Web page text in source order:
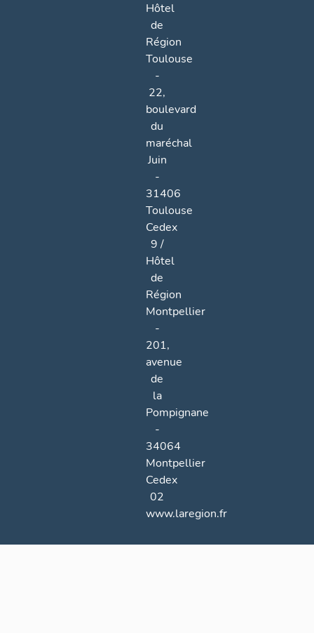
Hôtel
de
Région
Toulouse
-
22,
boulevard
du
maréchal
Juin
-
31406
Toulouse
Cedex
9 /
Hôtel
de
Région
Montpellier
-
201,
avenue
de
la
Pompignane
-
34064
Montpellier
Cedex
02
www.laregion.fr